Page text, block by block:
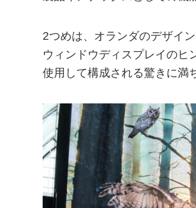
2つめは、オランダのデザイ
ウィンドウディスプレイのヒ
使用して構成される驚きに満